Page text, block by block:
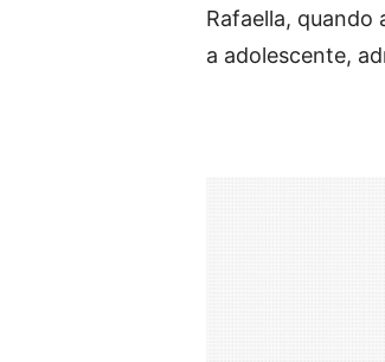
Rafaella, quando
a adolescente,